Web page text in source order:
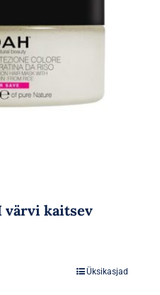
värvi kaitsev
Üksikasjad